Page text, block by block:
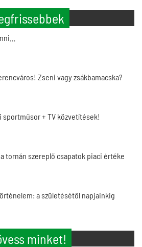
Zseni vagy zsákbamacska?
sportműsor + TV közvetítések!
tornán szereplő csapatok piaci értéke
a születésétől napjainkig
minket!